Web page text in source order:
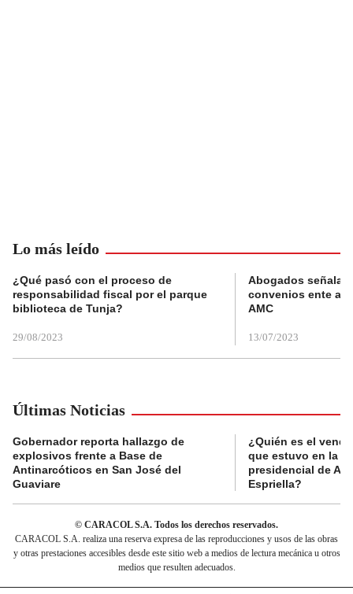
Lo más leído
¿Qué pasó con el proceso de
responsabilidad fiscal por el parque
biblioteca de Tunja?
29/08/2023
Abogados
convenios ente
AMC
13/07/2023
Últimas Noticias
Gobernador reporta hallazgo de
explosivos frente a Base de
Antinarcóticos en San José del
Guaviare
¿Quién es el
que estuvo en la
presidencial de
Espriella?
© CARACOL S.A. Todos los derechos reservados.
CARACOL S.A. realiza una reserva expresa de las reproducciones y usos de las obras
y otras prestaciones accesibles desde este sitio web a medios de lectura mecánica u otros
medios que resulten adecuados.